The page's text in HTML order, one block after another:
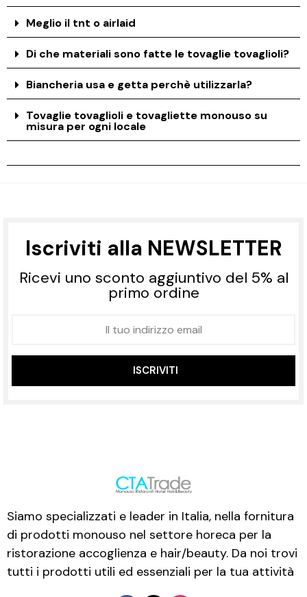
Meglio il tnt o airlaid
Di che materiali sono fatte le tovaglie tovaglioli?
Biancheria usa e getta perchè utilizzarla?
Tovaglie tovaglioli e tovagliette monouso su
misura per ogni locale
Iscriviti alla NEWSLETTER
Ricevi uno sconto aggiuntivo del 5% al
primo ordine
ISCRIVITI
Siamo specializzati e leader in Italia, nella fornitura
di prodotti monouso nel settore horeca per la
ristorazione accoglienza e hair/beauty. Da noi trovi
tutti i prodotti utili ed essenziali per la tua attività